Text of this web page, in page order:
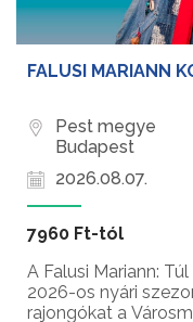
FALUSI MARIANN
Pest megye
Budapest
2026.08.07.
7960 Ft-tól
A Falusi Mariann:
2026-os nyári
rajongókat a